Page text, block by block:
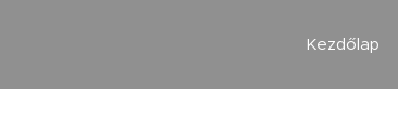
Kezdőlap